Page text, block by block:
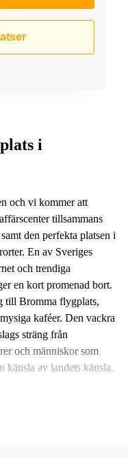
i
och vi kommer att
tillsammans
den perfekta platsen i
En av Sveriges
och trendiga
en kort promenad bort.
till Bromma flygplats,
kaféer. Den vackra
sträng från
och människor som
känsla av landets känsla.